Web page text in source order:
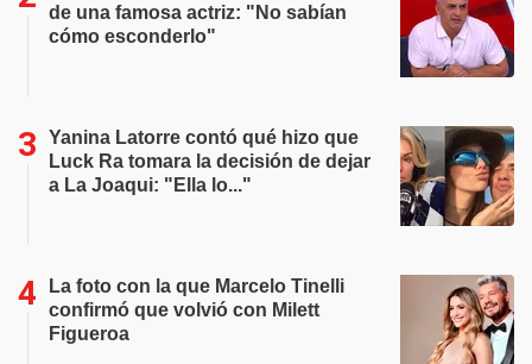
de una famosa actriz: "No sabían
cómo esconderlo"
Yanina Latorre contó qué hizo que
Luck Ra tomara la decisión de dejar
a La Joaqui: "Ella lo..."
La foto con la que Marcelo Tinelli
confirmó que volvió con Milett
Figueroa